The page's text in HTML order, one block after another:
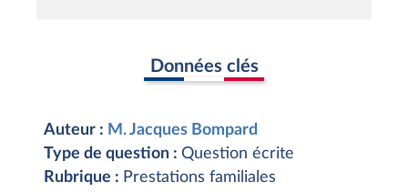
Données clés
Auteur : M. Jacques Bompard
Type de question : Question écrite
Rubrique : Prestations familiales